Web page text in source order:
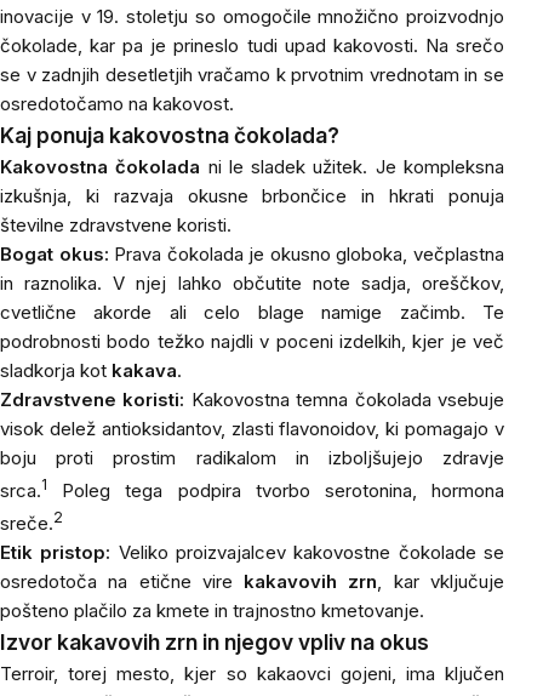
inovacije v 19. stoletju so omogočile množično proizvodnjo
čokolade, kar pa je prineslo tudi upad kakovosti. Na srečo
se v zadnjih desetletjih vračamo k prvotnim vrednotam in se
osredotočamo na kakovost.
Kaj ponuja kakovostna čokolada?
Kakovostna čokolada ni le sladek užitek. Je kompleksna
izkušnja, ki razvaja okusne brbončice in hkrati ponuja
številne zdravstvene koristi.
Bogat okus: Prava čokolada je okusno globoka, večplastna
in raznolika. V njej lahko občutite note sadja, oreščkov,
cvetlične akorde ali celo blage namige začimb. Te
podrobnosti bodo težko najdli v poceni izdelkih, kjer je več
sladkorja kot kakava.
Zdravstvene koristi: Kakovostna temna čokolada vsebuje
visok delež antioksidantov, zlasti flavonoidov, ki pomagajo v
boju proti prostim radikalom in izboljšujejo zdravje
srca.1
Poleg tega podpira tvorbo serotonina, hormona
sreče.2
Etik pristop: Veliko proizvajalcev kakovostne čokolade se
osredotoča na etične vire kakavovih zrn, kar vključuje
pošteno plačilo za kmete in trajnostno kmetovanje.
Izvor kakavovih zrn in njegov vpliv na okus
Terroir, torej mesto, kjer so kakaovci gojeni, ima ključen